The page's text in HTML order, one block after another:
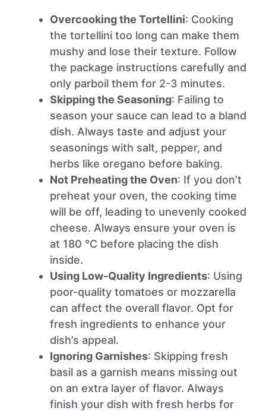
Overcooking the Tortellini: Cooking
the tortellini too long can make them
mushy and lose their texture. Follow
the package instructions carefully and
only parboil them for 2-3 minutes.
Skipping the Seasoning: Failing to
season your sauce can lead to a bland
dish. Always taste and adjust your
seasonings with salt, pepper, and
herbs like oregano before baking.
Not Preheating the Oven: If you don’t
preheat your oven, the cooking time
will be off, leading to unevenly cooked
cheese. Always ensure your oven is
at 180 °C before placing the dish
inside.
Using Low-Quality Ingredients: Using
poor-quality tomatoes or mozzarella
can affect the overall flavor. Opt for
fresh ingredients to enhance your
dish’s appeal.
Ignoring Garnishes: Skipping fresh
basil as a garnish means missing out
on an extra layer of flavor. Always
finish your dish with fresh herbs for